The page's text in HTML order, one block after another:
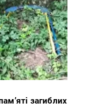
загиблих